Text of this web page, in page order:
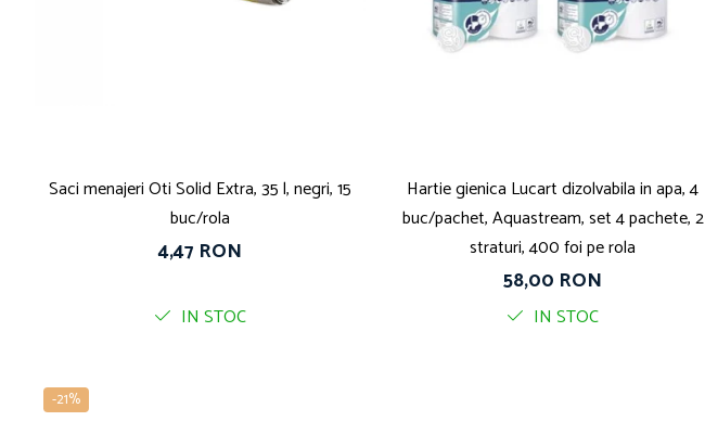
Saci menajeri Oti Solid Extra, 35 l, negri, 15
buc/rola
4,47 RON
IN STOC
Hartie gienica Lucart dizolvabila in apa, 4
buc/pachet, Aquastream, set 4 pachete, 2
straturi, 400 foi pe rola
58,00 RON
IN STOC
-21%